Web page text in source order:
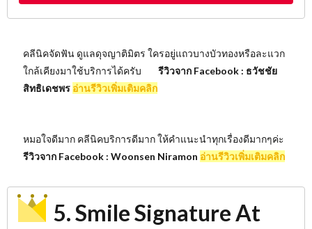
คลีนิคจัดฟัน ดูแลดุจญาติมิตร ใครอยู่แถวบางบัวทองหรือละแวก
ใกล้เคียงมาใช้บริการได้ครับ รีวิวจาก Facebook : ธวัชชัย
สิทธิเดชพร อ่านรีวิวเพิ่มเติมคลิก
หมอใจดีมาก คลีนิคบริการดีมาก ให้คำแนะนำทุกเรื่องดีมากๆค่ะ
รีวิวจาก Facebook : Woonsen Niramon อ่านรีวิวเพิ่มเติมคลิก
5. Smile Signature At